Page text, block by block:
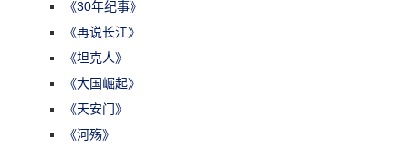
《30年纪事》
《再说长江》
《坦克人》
《大国崛起》
《天安门》
《河殇》